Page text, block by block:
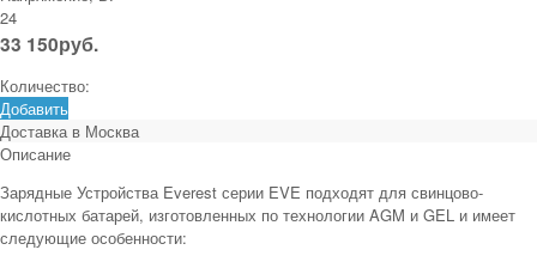
24
33 150руб.
Количество:
Добавить
Доставка в Москва
Описание
Зарядные Устройства Everest серии EVE подходят для свинцово-
кислотных батарей, изготовленных по технологии AGM и GEL и имеет
следующие особенности: